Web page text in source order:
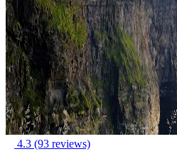
4.3 (93 reviews)